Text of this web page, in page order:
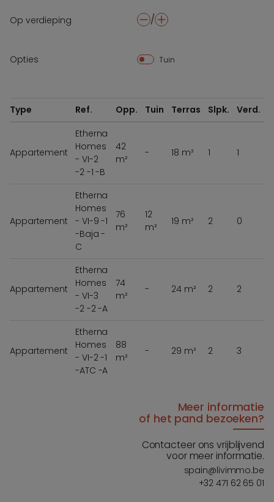
Op verdieping -/ +
Opties Tuin
Type Ref. Opp. Tuin Terras Slpk. Verd.
Appartement
Etherna
Homes
- VI-2
-2 -1 -B
42
m²
- 18 m² 1 1
Appartement
Etherna
Homes
- VI-9 -1
-Baja -
C
76
m²
12
m²
19 m² 2 0
Appartement
Etherna
Homes
- VI-3
-2 -2 -A
74
m²
- 24 m² 2 2
Appartement
Etherna
Homes
- VI-2 -1
-ATC -A
88
m²
- 29 m² 2 3
Meer informatie
of het pand bezoeken?
Contacteer ons vrijblijvend
voor meer informatie.
spain@livimmo.be
+32 471 62 65 01